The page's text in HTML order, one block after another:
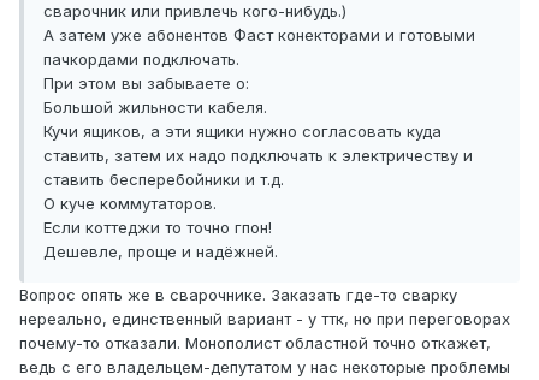
сварочник или привлечь кого-нибудь.)
А затем уже абонентов Фаст конекторами и готовыми
пачкордами подключать.
При этом вы забываете о:
Большой жильности кабеля.
Кучи ящиков, а эти ящики нужно согласовать куда
ставить, затем их надо подключать к электричеству и
ставить бесперебойники и т.д.
О куче коммутаторов.
Если коттеджи то точно гпон!
Дешевле, проще и надёжней.
Вопрос опять же в сварочнике. Заказать где-то сварку
нереально, единственный вариант - у ттк, но при переговорах
почему-то отказали. Монополист областной точно откажет,
ведь с его владельцем-депутатом у нас некоторые проблемы